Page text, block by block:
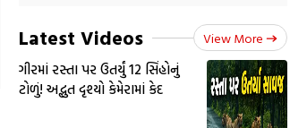
Latest Videos View More
ગીરમાં રસ્તા પર ઉતર્યું 12 સિંહોનું
ટોળું! અદ્ભુત દૃશ્યો કેમેરામાં કેદ